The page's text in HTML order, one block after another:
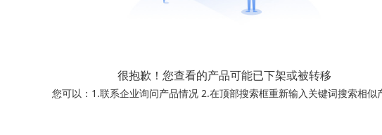
很抱歉！您查看的产品可能已下架或被转移
您可以：1.联系企业询问产品情况 2.在顶部搜索框重新输入关键词搜索相似